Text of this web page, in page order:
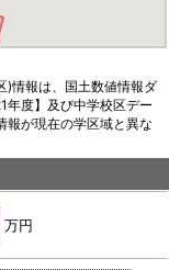
)情報は、国土数値情報ダ
年度】及び中学校区デー
報が現在の学区域と異な
万円